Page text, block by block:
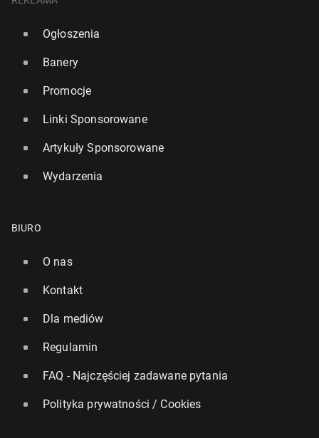
Ogłoszenia
Banery
Promocje
Linki Sponsorowane
Artykuły Sponsorowane
Wydarzenia
BIURO
O nas
Kontakt
Dla mediów
Regulamin
FAQ - Najczęściej zadawane pytania
Polityka prywatności / Cookies